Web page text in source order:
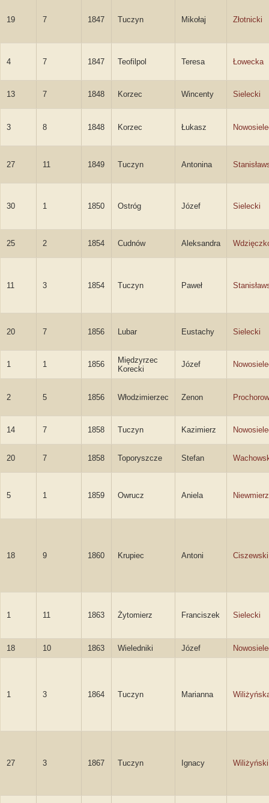
19 7 1847 Tuczyn Mikołaj Złotnicki
4 7 1847 Teofilpol Teresa Łowecka
13 7 1848 Korzec Wincenty Sielecki
3 8 1848 Korzec Łukasz
27 11 1849 Tuczyn Antonina
30 1 1850 Ostróg Józef Sielecki
25 2 1854 Cudnów Aleksandra
11 3 1854 Tuczyn Paweł
20 7 1856 Lubar Eustachy Sielecki
1 1 1856
Międzyrzec
Korecki
Józef
2 5 1856 Włodzimierzec Zenon
14 7 1858 Tuczyn Kazimierz
20 7 1858 Toporyszcze Stefan
5 1 1859 Owrucz Aniela
18 9 1860 Krupiec Antoni Ciszewski
1 11 1863 Żytomierz Franciszek Sielecki
18 10 1863 Wieledniki Józef
1 3 1864 Tuczyn Marianna
27 3 1867 Tuczyn Ignacy Wiliżyński